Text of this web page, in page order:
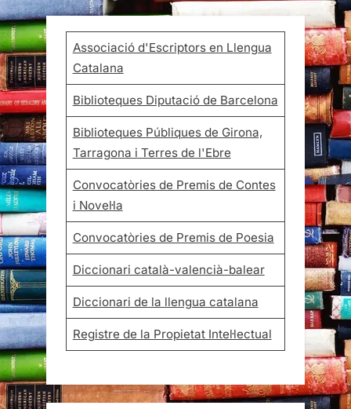
Associació d'Escriptors en Llengua
Catalana
Biblioteques Diputació de Barcelona
Biblioteques Públiques de Girona,
Tarragona i Terres de l'Ebre
Convocatòries de Premis de Contes
i Novel·la
Convocatòries de Premis de Poesia
Diccionari català-valencià-balear
Diccionari de la llengua catalana
Registre de la Propietat Intel·lectual